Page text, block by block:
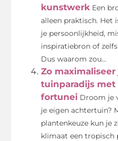
kunstwerk Een
alleen praktisch. Het
je persoonlijkheid,
inspiratiebron of
Dus waarom zou...
Zo
tuinparadijs met
fortunei Droom je
je eigen achtertuin?
plantenkeuze kun je
klimaat een tropisch